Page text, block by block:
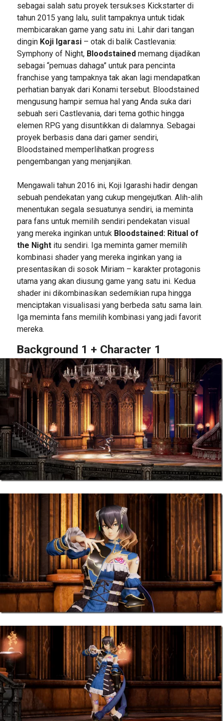
sebagai salah satu proyek tersukses Kickstarter di
tahun 2015 yang lalu, sulit tampaknya untuk tidak
membicarakan game yang satu ini. Lahir dari tangan
dingin Koji Igarasi– otak di balik Castlevania:
Symphony of Night,Bloodstained memang dijadikan
sebagai “pemuas dahaga” untuk para pencinta
franchise yang tampaknya tak akan lagi mendapatkan
perhatian banyak dari Konami tersebut. Bloodstained
mengusung hampir semua hal yang Anda suka dari
sebuah seri Castlevania, dari tema gothic hingga
elemen RPG yang disuntikkan di dalamnya. Sebagai
proyek berbasis dana dari gamer sendiri,
Bloodstained memperlihatkan progress
pengembangan yang menjanjikan.
Mengawali tahun 2016 ini, Koji Igarashi hadir dengan
sebuah pendekatan yang cukup mengejutkan. Alih-alih
menentukan segala sesuatunya sendiri, ia meminta
para fans untuk memilih sendiri pendekatan visual
yang mereka inginkan untukBloodstained: Ritual of
the Nightitu sendiri. Iga meminta gamer memilih
kombinasi shader yang mereka inginkan yang ia
presentasikan di sosok Miriam – karakter protagonis
utama yang akan diusung game yang satu ini. Kedua
shader ini dikombinasikan sedemikian rupa hingga
menciptakan visualisasi yang berbeda satu sama lain.
Iga meminta fans memilih kombinasi yang jadi favorit
mereka.
Background 1 + Character 1